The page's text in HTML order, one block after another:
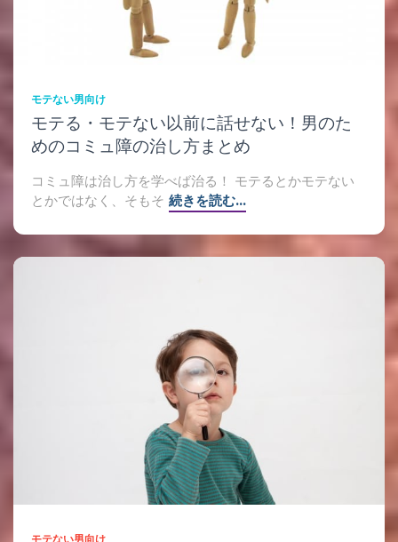
モテない男向け
モテる・モテない以前に話せない！男のた
めのコミュ障の治し方まとめ
コミュ障は治し方を学べば治る！ モテるとかモテない
とかではなく、そもそ 続きを読む…
モテない男向け